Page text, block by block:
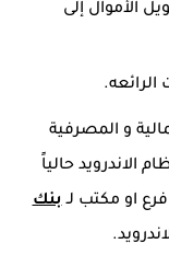
الأموال إلى
و المصرفية
الاندرويد حالياً
او مكتب لـبنك